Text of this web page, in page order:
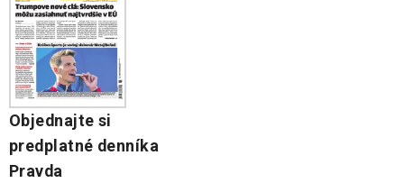
Objednajte si
predplatné denníka
Pravda